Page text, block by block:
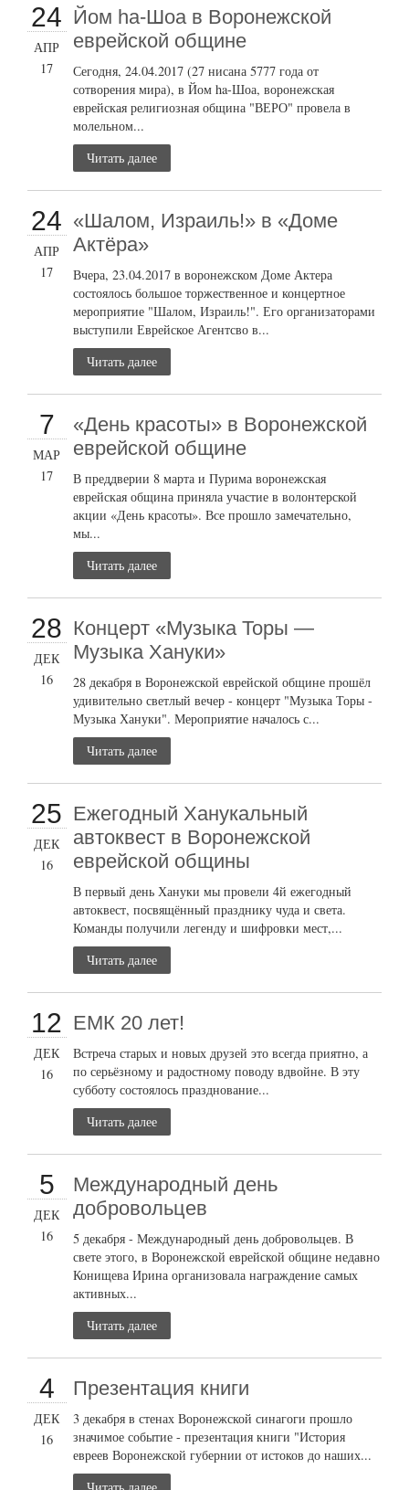
24
АПР
17
Йом ha-Шоа в Воронежской
еврейской общине
Сегодня, 24.04.2017 (27 нисана 5777 года от
сотворения мира), в Йом ha-Шоа, воронежская
еврейская религиозная община "ВЕРО" провела в
молельном...
Читать далее
24
АПР
17
«Шалом, Израиль!» в «Доме
Актёра»
Вчера, 23.04.2017 в воронежском Доме Актера
состоялось большое торжественное и концертное
мероприятие "Шалом, Израиль!". Его организаторами
выступили Еврейское Агентсво в...
Читать далее
7
МАР
17
«День красоты» в Воронежской
еврейской общине
В преддверии 8 марта и Пурима воронежская
еврейская община приняла участие в волонтерской
акции «День красоты». Все прошло замечательно,
мы...
Читать далее
28
ДЕК
16
Концерт «Музыка Торы —
Музыка Хануки»
28 декабря в Воронежской еврейской общине прошёл
удивительно светлый вечер - концерт "Музыка Торы -
Музыка Хануки". Мероприятие началось с...
Читать далее
25
ДЕК
16
Ежегодный Ханукальный
автоквест в Воронежской
еврейской общины
В первый день Хануки мы провели 4й ежегодный
автоквест, посвящённый празднику чуда и света.
Команды получили легенду и шифровки мест,...
Читать далее
12
ДЕК
16
ЕМК 20 лет!
Встреча старых и новых друзей это всегда приятно, а
по серьёзному и радостному поводу вдвойне. В эту
субботу состоялось празднование...
Читать далее
5
ДЕК
16
Международный день
добровольцев
5 декабря - Международный день добровольцев. В
свете этого, в Воронежской еврейской общине недавно
Конищева Ирина организовала награждение самых
активных...
Читать далее
4
ДЕК
16
Презентация книги
3 декабря в стенах Воронежской синагоги прошло
значимое событие - презентация книги "История
евреев Воронежской губернии от истоков до наших...